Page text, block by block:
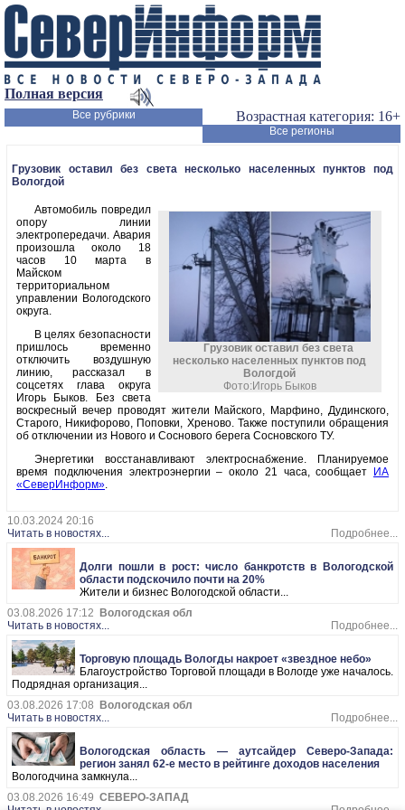
Полная версия
Возрастная категория: 16+
Все рубрики
Все регионы
Грузовик оставил без света несколько населенных пунктов под
Вологдой
Грузовик оставил без света
несколько населенных пунктов под
Вологдой
Фото:Игорь Быков
Автомобиль повредил
опору линии
электропередачи. Авария
произошла около 18
часов 10 марта в
Майском
территориальном
управлении Вологодского
округа.
В целях безопасности
пришлось временно
отключить воздушную
линию, рассказал в
соцсетях глава округа
Игорь Быков. Без света
воскресный вечер проводят жители Майского, Марфино, Дудинского,
Старого, Никифорово, Поповки, Хреново. Также поступили обращения
об отключении из Нового и Соснового берега Сосновского ТУ.
Энергетики восстанавливают электроснабжение. Планируемое
время подключения электроэнергии – около 21 часа, сообщает
ИА
«СеверИнформ».
10.03.2024 20:16
Читать в новостях...
Подробнее...
Долги пошли в рост: число банкротств в Вологодской
области подскочило почти на 20%
Жители и бизнес Вологодской области...
03.08.2026 17:12
Вологодская обл
Читать в новостях...
Подробнее...
Торговую площадь Вологды накроет «звездное небо»
Благоустройство Торговой площади в Вологде уже началось.
Подрядная организация...
03.08.2026 17:08
Вологодская обл
Читать в новостях...
Подробнее...
Вологодская область — аутсайдер Северо-Запада:
регион занял 62-е место в рейтинге доходов населения
Вологодчина замкнула...
03.08.2026 16:49 СЕВЕРО-ЗАПАД